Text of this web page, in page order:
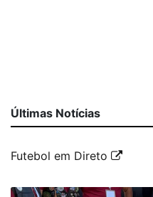
Últimas Notícias
Futebol em Direto